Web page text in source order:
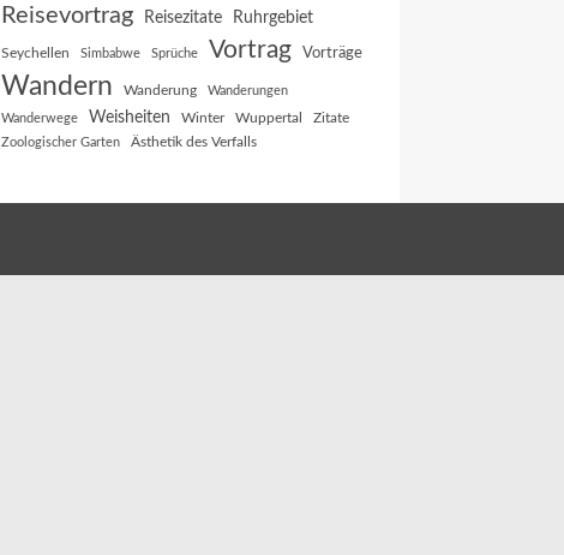
Reisevortrag Reisezitate Ruhrgebiet
Seychellen Simbabwe Sprüche Vortrag Vorträge
Wandern Wanderung Wanderungen
Wanderwege Weisheiten Winter Wuppertal Zitate
Zoologischer Garten Ästhetik des Verfalls